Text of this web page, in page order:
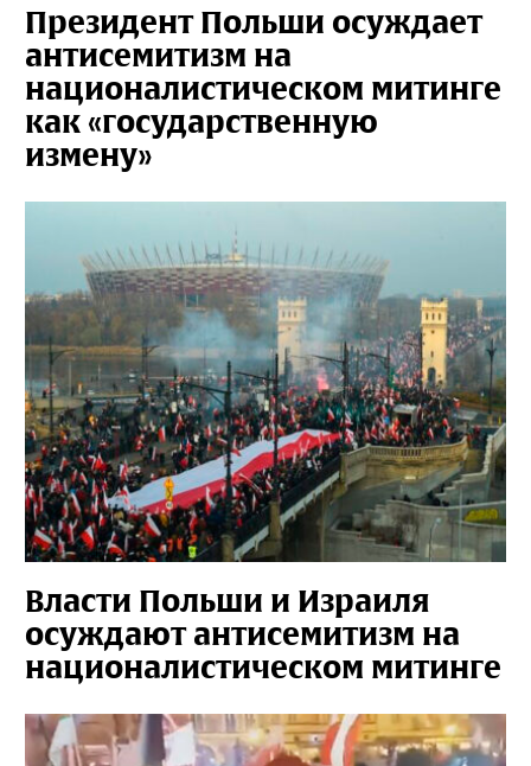
Президент Польши осуждает
антисемитизм на
националистическом митинге
как «государственную
измену»
Власти Польши и Израиля
осуждают антисемитизм на
националистическом митинге